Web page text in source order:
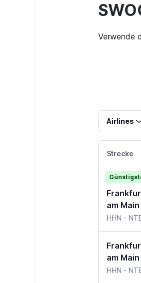
Verwende
Airlines
Strecke
am Main
HHN -
am Main
HHN -